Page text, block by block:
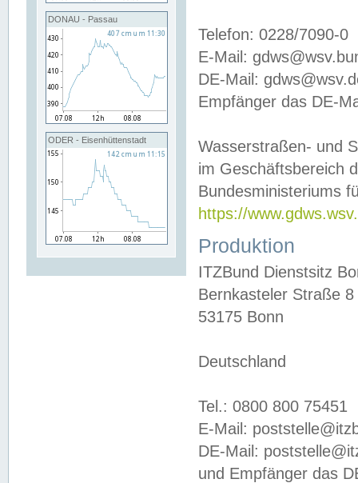
DONAU - Passau
ODER - Eisenhüttenstadt
Telefon: 0228/7090-0
E-Mail:
DE-Mail:
Empfänger das DE-
Wasserstraßen- und
im Geschäftsbereich
Bundesministeriums
https://
Produktion
ITZBund Dienstsitz
Bernkasteler Straße 8
53175 Bonn
Deutschland
Tel.: 0800 800 75451
E-Mail:
DE-Mail:
und Empfänger das